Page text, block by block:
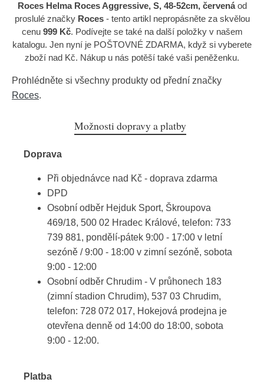
Roces Helma Roces Aggressive, S, 48-52cm, červenáod
proslulé značkyRoces- tento artikl nepropásněte za skvělou
cenu 999 Kč. Podívejte se také na další položky v našem
katalogu. Jen nyní je POŠTOVNÉ ZDARMA, když si vyberete
zboží nad Kč. Nákup u nás potěší také vaši peněženku.
Prohlédněte si všechny produkty od přední značky
Roces.
Možnosti dopravy a platby
Doprava
Při objednávce nad Kč - doprava zdarma
DPD
Osobní odběr Hejduk Sport, Škroupova
469/18, 500 02 Hradec Králové, telefon: 733
739 881, pondělí-pátek 9:00 - 17:00 v letní
sezóně / 9:00 - 18:00 v zimní sezóně, sobota
9:00 - 12:00
Osobní odběr Chrudim - V průhonech 183
(zimní stadion Chrudim), 537 03 Chrudim,
telefon: 728 072 017, Hokejová prodejna je
otevřena denně od 14:00 do 18:00, sobota
9:00 - 12:00.
Platba